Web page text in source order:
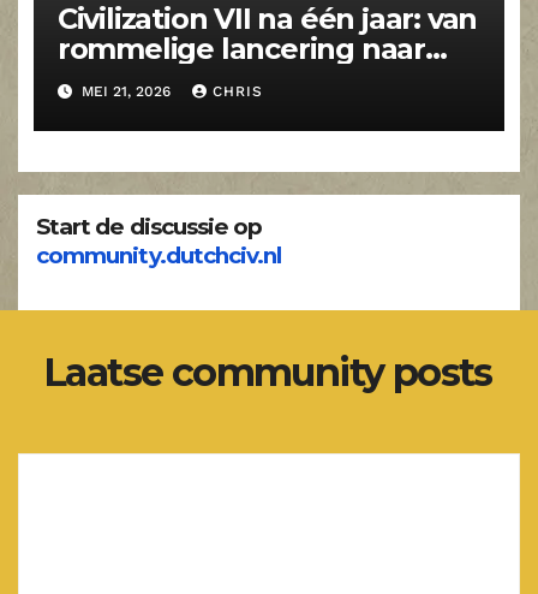
Civilization VII na één jaar: van
rommelige lancering naar
volwassen strategiespel
MEI 21, 2026 CHRIS
Start de discussie op
community.dutchciv.nl
Laatse community posts